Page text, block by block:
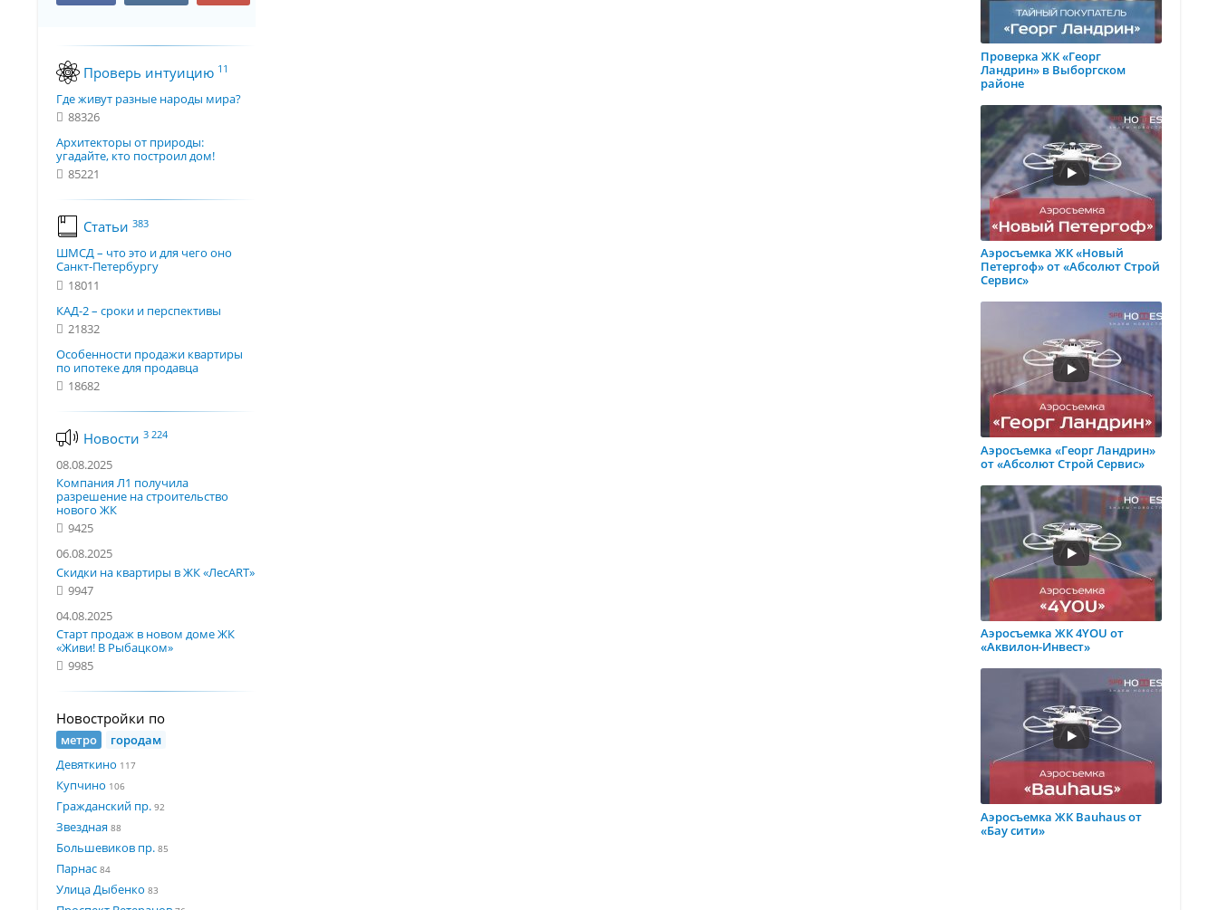
Проверь интуицию 11
Где живут разные народы мира?
88326
Архитекторы от природы:
угадайте, кто построил дом!
85221
Статьи 383
ШМСД – что это и для чего оно
Санкт-Петербургу
18011
КАД-2 – сроки и перспективы
21832
Особенности продажи квартиры
по ипотеке для продавца
18682
Новости 3 224
08.08.2025
Компания Л1 получила
разрешение на строительство
нового ЖК
9425
06.08.2025
Скидки на квартиры в ЖК «ЛесART»
9947
04.08.2025
Старт продаж в новом доме ЖК
«Живи! В Рыбацком»
9985
Новостройки по
метро
городам
Девяткино 117
Купчино 106
Гражданский пр. 92
Звездная 88
Большевиков пр. 85
Парнас 84
Улица Дыбенко 83
Проверка ЖК «Георг
Ландрин» в Выборгском
районе
Аэросъемка ЖК «Новый
Петергоф» от «Абсолют Строй
Сервис»
Аэросъемка «Георг Ландрин»
от «Абсолют Строй Сервис»
Аэросъемка ЖК 4YOU от
«Аквилон-Инвест»
Аэросъемка ЖК Bauhaus от
«Бау сити»